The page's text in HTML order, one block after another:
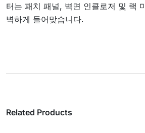
터는 패치 패널, 벽면 인클로저 및 랙
벽하게 들어맞습니다.
Related Products